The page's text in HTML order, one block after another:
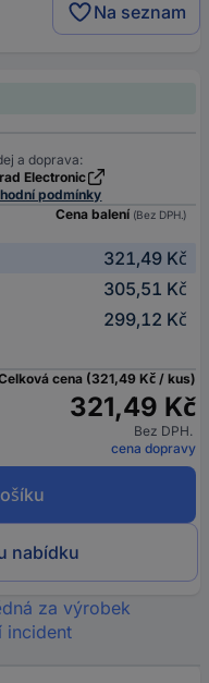
Na seznam
a doprava:
Electronic
podmínky
Cena balení (Bez DPH.)
321,49 Kč
305,51 Kč
299,12 Kč
cena (321,49 Kč / kus)
321,49 Kč
Bez DPH.
cena dopravy
nabídku
za výrobek
incident